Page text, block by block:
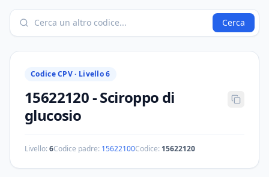
Cerca
Codice CPV · Livello 6
15622120-Sciroppo di
glucosio
Livello:6Codice padre: 15622100Codice: 15622120